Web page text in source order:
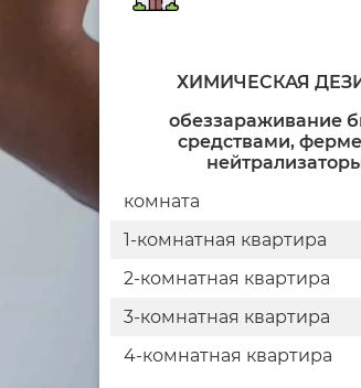
ХИМИЧЕСКАЯ
обеззараживание
средствами,
комната
1-комнатная квартира
2-комнатная квартира
3-комнатная квартира
4-комнатная квартира